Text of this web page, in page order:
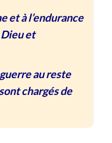
et à l’endurance
Dieu et
au reste
chargés de